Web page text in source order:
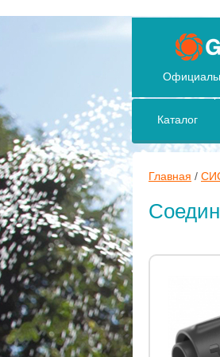
Каталог
Главная /